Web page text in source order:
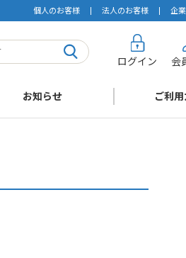
個人のお客様 法人のお客様 企
ログイン 会
お知らせ ご利